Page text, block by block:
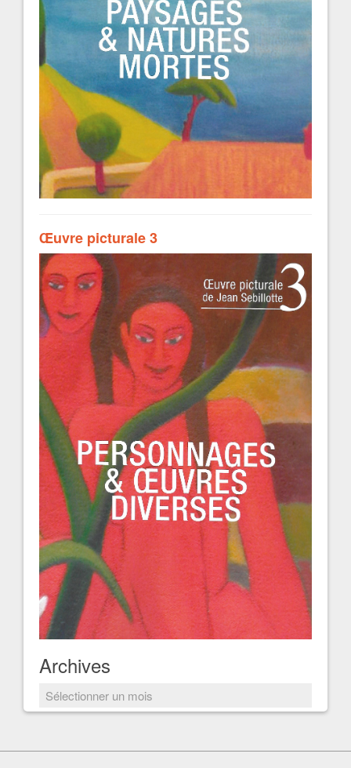
Œuvre picturale 3
Archives
Archives